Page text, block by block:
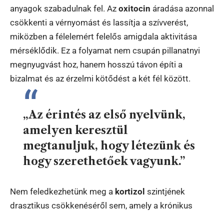
anyagok szabadulnak fel. Az oxitocin áradása azonnal
csökkenti a vérnyomást és lassítja a szívverést,
miközben a félelemért felelős amigdala aktivitása
mérséklődik. Ez a folyamat nem csupán pillanatnyi
megnyugvást hoz, hanem hosszú távon építi a
bizalmat és az érzelmi kötődést a két fél között.
„Az érintés az első nyelvünk,
amelyen keresztül
megtanuljuk, hogy létezünk és
hogy szerethetőek vagyunk.”
Nem feledkezhetünk meg a kortizol szintjének
drasztikus csökkenéséről sem, amely a krónikus